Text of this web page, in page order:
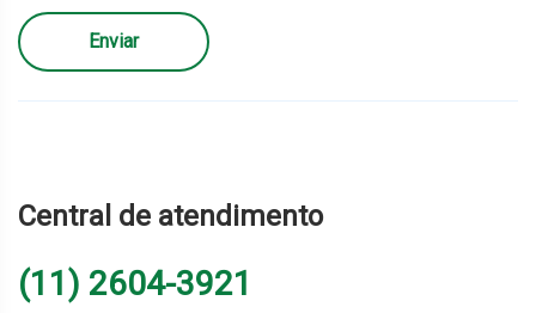
Enviar
Central de atendimento
(11) 2604-3921